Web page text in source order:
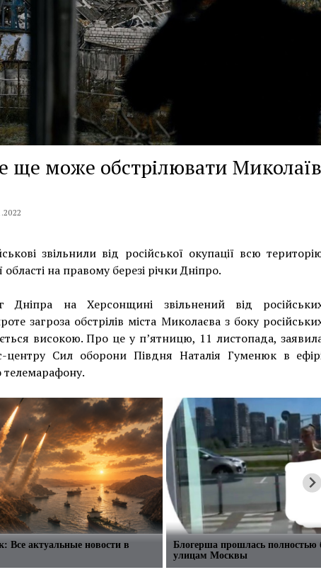
ще може обстрілювати Миколаїв
звільнили від російської окупації всю
на правому березі річки Дніпро.
Дніпра на Херсонщині звільнений від
загроза обстрілів міста Миколаєва з боку
високою. Про це у п’ятницю, 11 листопада,
центру Сил оборони Півдня Наталія Гуменюк в
телемарафону.
Все актуальные новости в
Блогерша прошлась полностью
улицам Москвы